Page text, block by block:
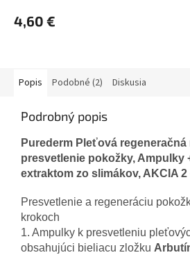
4,60 €
Popis Podobné (2) Diskusia
Podrobný popis
Purederm Pleťová regeneračná
presvetlenie pokožky, Ampulky
extraktom zo slimákov, AKCIA 2
Presvetlenie a regeneráciu
krokoch
1. Ampulky k presvetleniu
obsahujúci bieliacu zložku